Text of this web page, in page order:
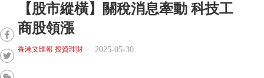
【股市縱橫】關稅消息牽動 科技工
商股領漲
香港文匯報 投資理財 2025-05-30